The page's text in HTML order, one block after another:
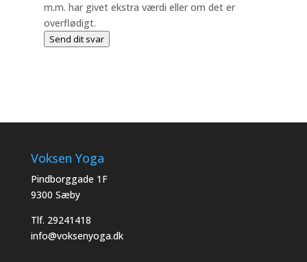
m.m. har givet ekstra værdi eller om det er
overflødigt.
Send dit svar
Voksen Yoga
Pindborggade 1F
9300 Sæby
Tlf. 29241418
info@voksenyoga.dk